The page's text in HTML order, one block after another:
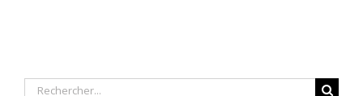
Rechercher: